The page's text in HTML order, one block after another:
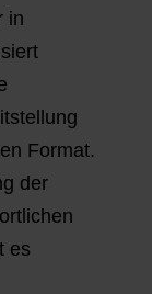
in
Format.
der
es